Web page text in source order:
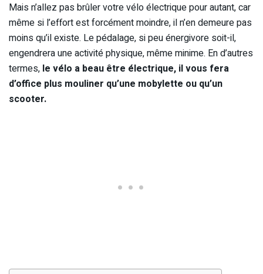
Mais n’allez pas brûler votre vélo électrique pour autant, car
même si l’effort est forcément moindre, il n’en demeure pas
moins qu’il existe. Le pédalage, si peu énergivore soit-il,
engendrera une activité physique, même minime. En d’autres
termes, le vélo a beau être électrique, il vous fera
d’office plus mouliner qu’une mobylette ou qu’un
scooter.